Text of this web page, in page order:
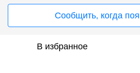
Сообщить, когда
В избранное